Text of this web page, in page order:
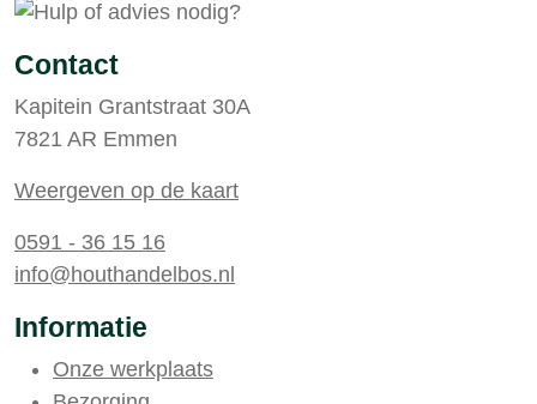
Contact
Kapitein Grantstraat 30A
7821 AR Emmen
Weergeven op de kaart
0591 - 36 15 16
info@houthandelbos.nl
Informatie
Onze werkplaats